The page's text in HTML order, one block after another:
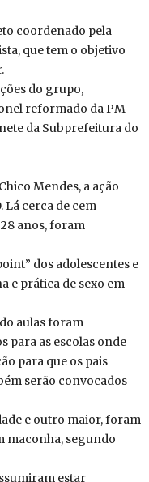
coordenado pela
que tem o objetivo
do grupo,
reformado da PM
da Subprefeitura do
Mendes, a ação
Lá cerca de cem
anos, foram
dos adolescentes e
e prática de sexo em
aulas foram
para as escolas onde
para que os pais
serão convocados
e outro maior, foram
maconha, segundo
estar